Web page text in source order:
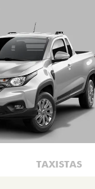
TAXISTAS